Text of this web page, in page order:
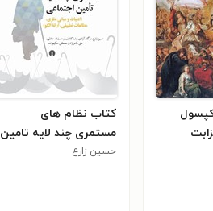
کتاب نظام های
مستمری چند لایه تامین
اجتماعی
حسین زارع